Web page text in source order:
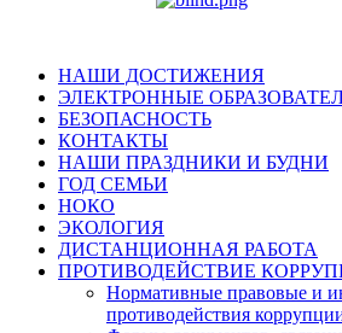
НАШИ ДОСТИЖЕНИЯ
ЭЛЕКТРОННЫЕ
БЕЗОПАСНОСТЬ
КОНТАКТЫ
НАШИ ПРАЗДНИКИ И БУДНИ
ГОД СЕМЬИ
НОКО
ЭКОЛОГИЯ
ДИСТАНЦИОННАЯ РАБОТА
ПРОТИВОДЕЙСТВИЕ
Нормативные правовые и
противодействия